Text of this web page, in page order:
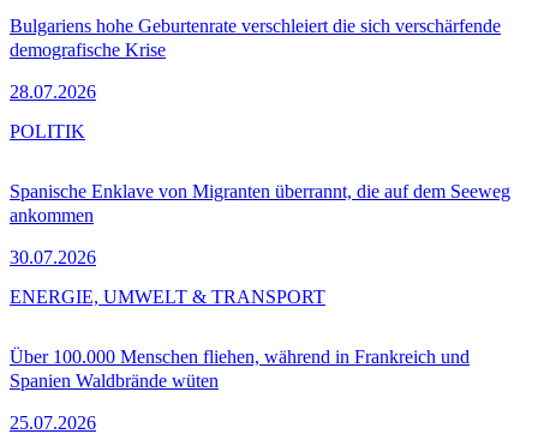
Bulgariens hohe Geburtenrate verschleiert die sich verschärfende
demografische Krise
28.07.2026
Spanische Enklave von Migranten überrannt, die auf dem Seeweg
ankommen
30.07.2026
POLITIK
Über 100.000 Menschen fliehen, während in Frankreich und
Spanien Waldbrände wüten
25.07.2026
ENERGIE, UMWELT & TRANSPORT